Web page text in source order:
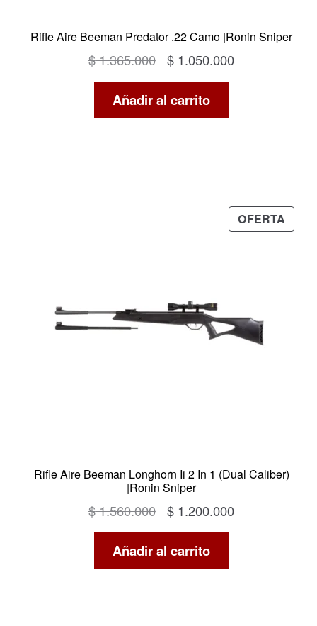
Rifle Aire Beeman Predator .22 Camo |Ronin Sniper
$1.365.000
El
precio
original
era:
$ 1.050.000El
Añadir al carrito
OFERTA
EN
Rifle Aire Beeman Longhorn Ii 2 In 1 (Dual Caliber)
|Ronin Sniper
$1.560.000
El
precio
original
era:
$ 1.200.000El
Añadir al carrito